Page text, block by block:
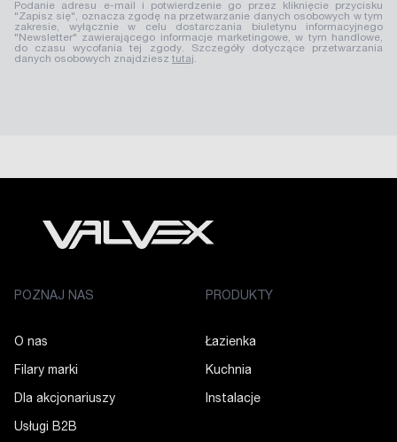
Podanie adresu e-mail i potwierdzenie go przez kliknięcie przycisku
"Zapisz się", oznacza zgodę na przetwarzanie danych osobowych w tym
zakresie, wyłącznie w celu dostarczania biuletynu informacyjnego
"Newsletter" zawierającego informacje marketingowe, w tym handlowe,
do czasu wycofania tej zgody. Szczegóły dotyczące przetwarzania
danych osobowych znajdziesz tutaj.
POZNAJ NAS
O nas
Filary marki
Dla akcjonariuszy
Usługi B2B
PRODUKTY
Łazienka
Kuchnia
Instalacje